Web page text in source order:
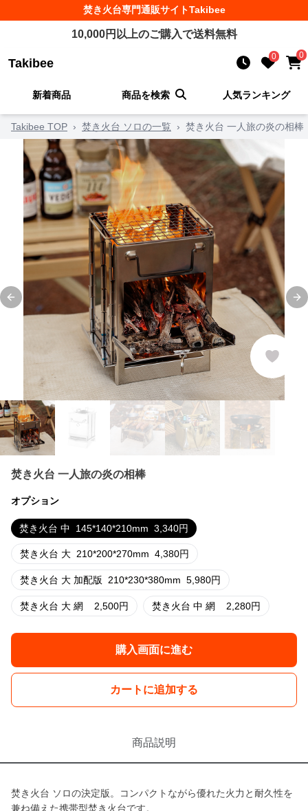
焚き火台専門通販サイトTakibee
10,000円以上のご購入で送料無料
Takibee 0 0
新着商品 商品を検索 人気ランキング
Takibee TOP › 焚き火台 ソロの一覧 › 焚き火台 一人旅の炎の相棒
Previous slide
焚き火台 一人旅の炎の相棒
オプション
焚き火台 中 145*140*210mm 3,340円
焚き火台 大 210*200*270mm 4,380円
焚き火台 大 加配版 210*230*380mm 5,980円
焚き火台 大 網 2,500円 焚き火台 中 網 2,280円
購入画面に進む
カートに追加する
商品説明
焚き火台 ソロの決定版。コンパクトながら優れた火力と耐久性を
兼ね備えた携帯型焚き火台です。